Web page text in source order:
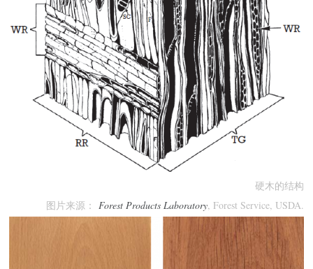
硬木的结构
图片来源： Forest Products Laboratory, Forest Service, USDA.